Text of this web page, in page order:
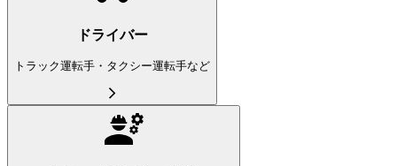
ドライバー
トラック運転手・タクシー運転手など